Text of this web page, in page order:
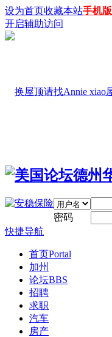
设为首页收藏本站手机版
开启辅助访问
密码
快捷导航
首页Portal
加州
论坛BBS
招聘
求职
汽车
房产